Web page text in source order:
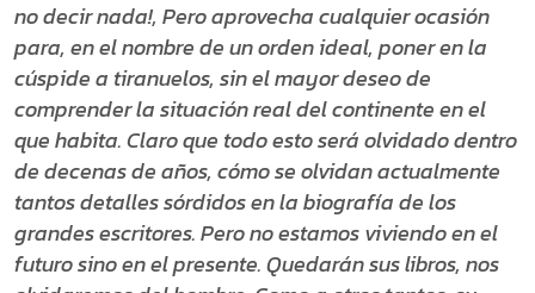
no decir nada!, Pero aprovecha cualquier ocasión
para, en el nombre de un orden ideal, poner en la
cúspide a tiranuelos, sin el mayor deseo de
comprender la situación real del continente en el
que habita. Claro que todo esto será olvidado dentro
de decenas de años, cómo se olvidan actualmente
tantos detalles sórdidos en la biografía de los
grandes escritores. Pero no estamos viviendo en el
futuro sino en el presente. Quedarán sus libros, nos